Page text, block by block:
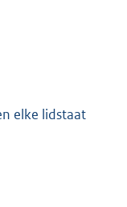
elke lidstaat